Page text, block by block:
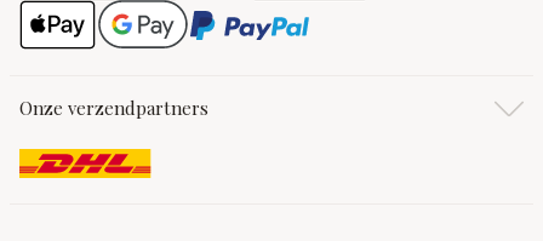
Onze verzendpartners